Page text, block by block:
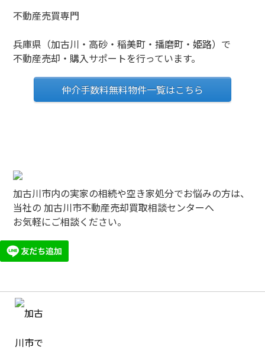
不動産売買専門
兵庫県（加古川・高砂・稲美町・播磨町・姫路）で
不動産売却・購入サポートを行っています。
仲介手数料無料物件一覧はこちら
加古川市内の実家の相続や空き家処分でお悩みの方は、
当社の 加古川市不動産売却買取相談センターへ
お気軽にご相談ください。